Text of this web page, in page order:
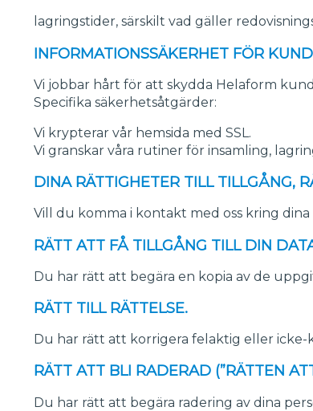
lagringstider, särskilt vad gäller
INFORMATIONSSÄKERHET FÖR
Vi jobbar hårt för att skydda Helaform
Specifika säkerhetsåtgärder:
Vi krypterar vår hemsida med SSL.
Vi granskar våra rutiner för insamling,
DINA RÄTTIGHETER TILL TILLGÅNG,
Vill du komma i kontakt med oss kring
RÄTT ATT FÅ TILLGÅNG TILL DIN
Du har rätt att begära en kopia av de
RÄTT TILL RÄTTELSE.
Du har rätt att korrigera felaktig eller
RÄTT ATT BLI RADERAD (”RÄTTEN
Du har rätt att begära radering av dina